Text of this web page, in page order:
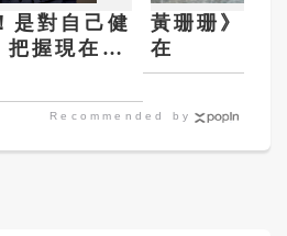
是對自己健
把握現在不
黃珊珊》台
在
Recommended by